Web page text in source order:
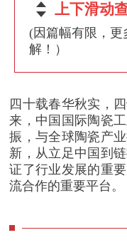
IVAN RYMAR
何新明广东东鹏
叶德林新明珠集
何 乾
PAOLO
EDY SUYANTO
长
PAOLO
杨学先中国陶
会长、佛山市恒
许君奇湖南省陶
上下滑动
(因篇幅有限，
解！）
四十载春华秋实，
来，中国国际陶瓷
振，与全球陶瓷产
新，从立足中国到
证了行业发展的重
流合作的重要平台。